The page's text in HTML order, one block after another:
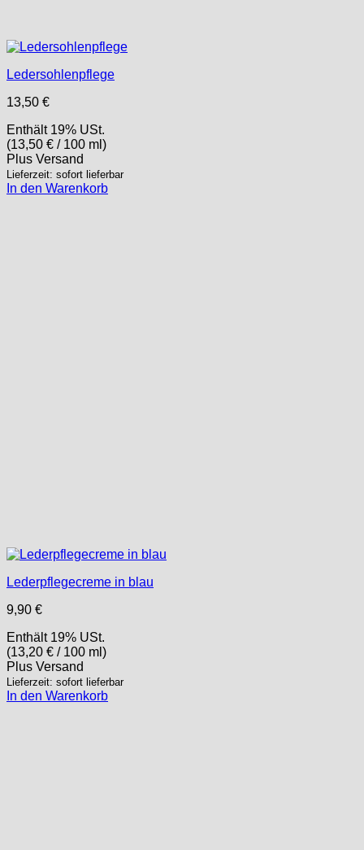
Ledersohlenpflege
13,50 €
Enthält 19% USt.
(13,50 € / 100 ml)
Plus Versand
Lieferzeit: sofort lieferbar
In den Warenkorb
Lederpflegecreme in blau
9,90 €
Enthält 19% USt.
(13,20 € / 100 ml)
Plus Versand
Lieferzeit: sofort lieferbar
In den Warenkorb